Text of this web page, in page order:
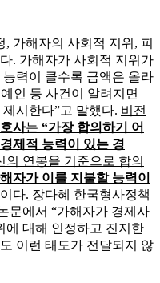
가해자의 사회적 지위, 피
. 가해자가 사회적 지위가
력이 클수록 금액은 올라
인 등 사건이 알려지면
시한다”고 말했다. 비전
사는 “가장 합의하기 어
제적 능력이 있는 경
연봉을 기준으로 합의
자가 이를 지불할 능력이
다. 장다혜 한국형사정책
문에서 “가해자가 경제사
에 대해 인정하고 진지한
이런 태도가 전달되지 않